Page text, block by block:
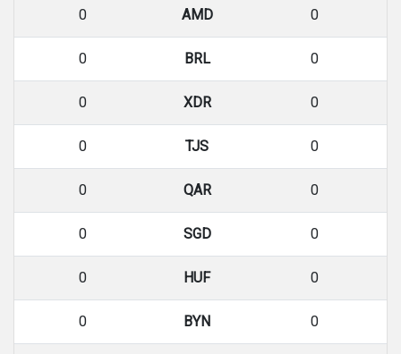
0 AMD 0
0 BRL 0
0 XDR 0
0 TJS 0
0 QAR 0
0 SGD 0
0 HUF 0
0 BYN 0